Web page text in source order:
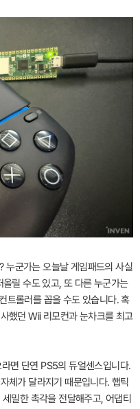
누군가는 오늘날 게임패드의 사실
릴 수도 있고, 또 다른 누군가는
트롤러를 꼽을 수도 있습니다. 혹
했던 Wii 리모컨과 눈차크를 최고
면 단연 PS5의 듀얼센스입니다.
체가 달라지기 때문입니다. 햅틱
밀한 촉각을 전달해주고, 어댑티